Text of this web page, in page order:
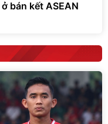
bán kết ASEAN